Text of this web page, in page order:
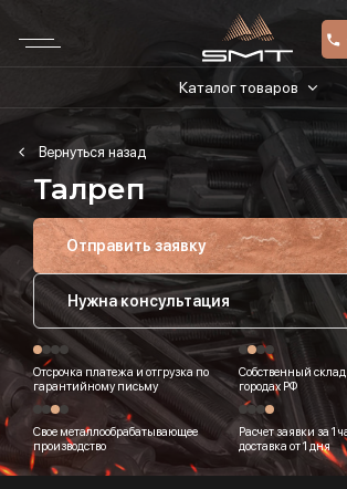
Каталог товаров
Талреп
Отправить заявку
Нужна консультация
Отсрочка платежа и отгрузка по
гарантийному письму
Собственный
городах РФ
Свое металлообрабатывающее
производство
Расчет заявки за 1
доставка от 1 дня